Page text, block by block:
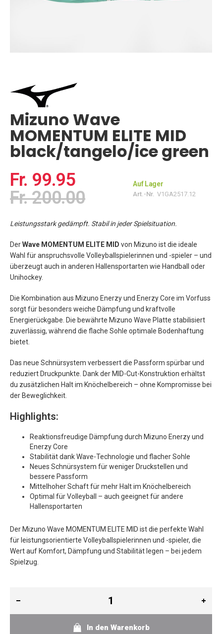
Bildgalerie
springen
Mizuno Wave
MOMENTUM ELITE MID
black/tangelo/ice green
Fr. 99.95
Fr. 200.00
Auf Lager
Art.-Nr. V1GA2517.12
Leistungsstark gedämpft. Stabil in jeder Spielsituation.
DerWave MOMENTUM ELITE MID von Mizuno ist die ideale
Wahl für anspruchsvolle Volleyballspielerinnen und -spieler – und
überzeugt auch in anderen Hallensportarten wie Handball oder
Unihockey.
Die Kombination aus Mizuno Enerzy und Enerzy Core im Vorfuss
sorgt für besonders weiche Dämpfung und kraftvolle
Energierückgabe. Die bewährte Mizuno Wave Platte stabilisiert
zuverlässig, während die flache Sohle optimale Bodenhaftung
bietet.
Das neue Schnürsystem verbessert die Passform spürbar und
reduziert Druckpunkte. Dank der MID-Cut-Konstruktion erhältst
du zusätzlichen Halt im Knöchelbereich – ohne Kompromisse bei
der Beweglichkeit.
Highlights:
Reaktionsfreudige Dämpfung durch Mizuno Enerzy und
Enerzy Core
Stabilität dank Wave-Technologie und flacher Sohle
Neues Schnürsystem für weniger Druckstellen und
bessere Passform
Mittelhoher Schaft für mehr Halt im Knöchelbereich
Optimal für Volleyball – auch geeignet für andere
Hallensportarten
Der Mizuno Wave MOMENTUM ELITE MID ist die perfekte Wahl
für leistungsorientierte Volleyballspielerinnen und -spieler, die
Wert auf Komfort, Dämpfung und Stabilität legen – bei jedem
Spielzug.
In den Warenkorb